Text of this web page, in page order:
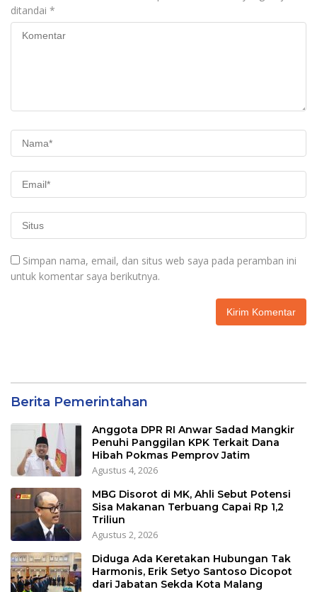
ditandai *
Simpan nama, email, dan situs web saya pada peramban ini
untuk komentar saya berikutnya.
Berita Pemerintahan
Anggota DPR RI Anwar Sadad Mangkir
Penuhi Panggilan KPK Terkait Dana
Hibah Pokmas Pemprov Jatim
Agustus 4, 2026
MBG Disorot di MK, Ahli Sebut Potensi
Sisa Makanan Terbuang Capai Rp 1,2
Triliun
Agustus 2, 2026
Diduga Ada Keretakan Hubungan Tak
Harmonis, Erik Setyo Santoso Dicopot
dari Jabatan Sekda Kota Malang